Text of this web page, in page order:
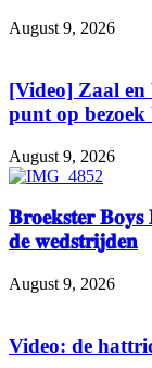
August 9, 2026
[Video] Zaal en
punt op
August 9, 2026
𝐁𝐫𝐨𝐞𝐤𝐬𝐭𝐞𝐫 𝐁𝐨𝐲𝐬
𝐝𝐞 𝐰𝐞𝐝𝐬𝐭𝐫𝐢𝐣𝐝𝐞𝐧
August 9, 2026
Video: de